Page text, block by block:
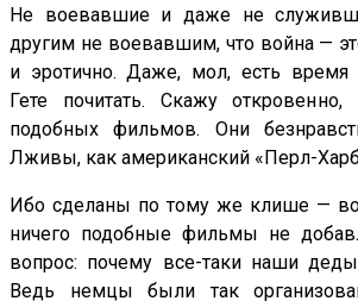
Не воевавшие и даже не
другим не воевавшим, что война —
и эротично. Даже, мол, есть время
Гете почитать. Скажу
подобных фильмов. Они
Лживы, как американский «Перл-
Ибо сделаны по тому же клише —
ничего подобные фильмы не
вопрос: почему все-таки наши
Ведь немцы были так